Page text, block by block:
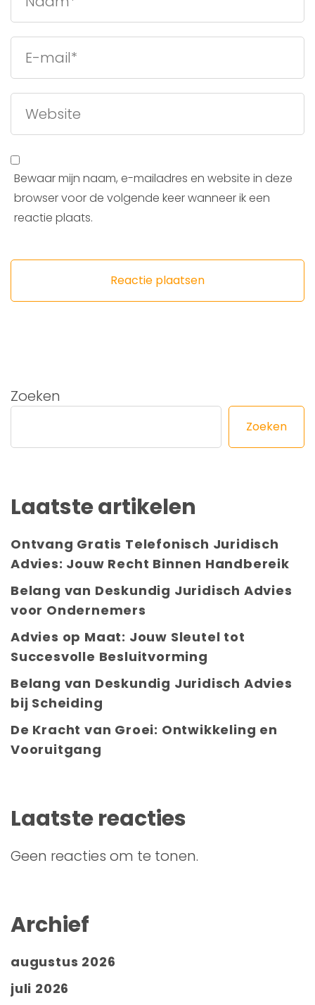
Bewaar mijn naam, e-mailadres en website in deze
browser voor de volgende keer wanneer ik een
reactie plaats.
Zoeken
Zoeken
Laatste artikelen
Ontvang Gratis Telefonisch Juridisch
Advies: Jouw Recht Binnen Handbereik
Belang van Deskundig Juridisch Advies
voor Ondernemers
Advies op Maat: Jouw Sleutel tot
Succesvolle Besluitvorming
Belang van Deskundig Juridisch Advies
bij Scheiding
De Kracht van Groei: Ontwikkeling en
Vooruitgang
Laatste reacties
Geen reacties om te tonen.
Archief
augustus 2026
juli 2026